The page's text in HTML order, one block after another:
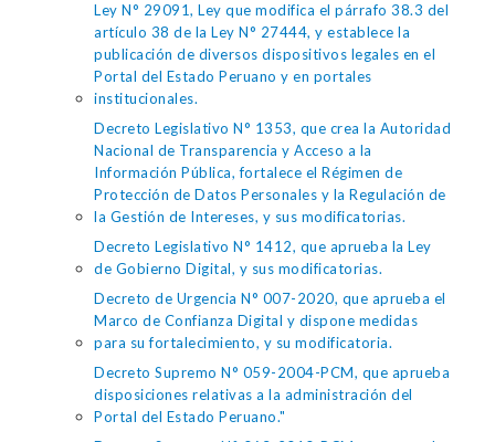
Ley N° 29091, Ley que modifica el párrafo 38.3 del
artículo 38 de la Ley N° 27444, y establece la
publicación de diversos dispositivos legales en el
Portal del Estado Peruano y en portales
institucionales.
Decreto Legislativo N° 1353, que crea la Autoridad
Nacional de Transparencia y Acceso a la
Información Pública, fortalece el Régimen de
Protección de Datos Personales y la Regulación de
la Gestión de Intereses, y sus modificatorias.
Decreto Legislativo N° 1412, que aprueba la Ley
de Gobierno Digital, y sus modificatorias.
Decreto de Urgencia N° 007-2020, que aprueba el
Marco de Confianza Digital y dispone medidas
para su fortalecimiento, y su modificatoria.
Decreto Supremo N° 059-2004-PCM, que aprueba
disposiciones relativas a la administración del
Portal del Estado Peruano."